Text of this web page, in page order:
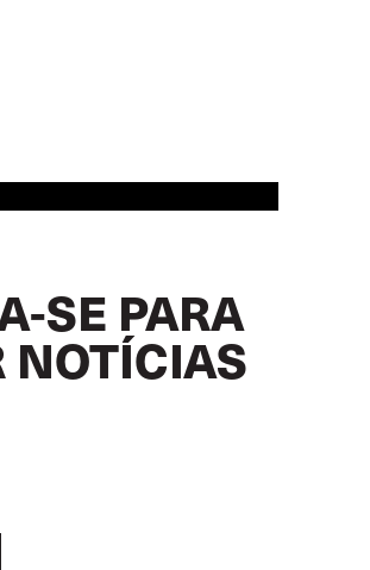
SE PARA
NOTÍCIAS